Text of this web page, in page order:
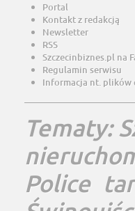
Portal
Kontakt z redakcją
Newsletter
RSS
Szczecinbiznes.pl na
Regulamin serwisu
Informacja nt. plików
Tematy:
Police